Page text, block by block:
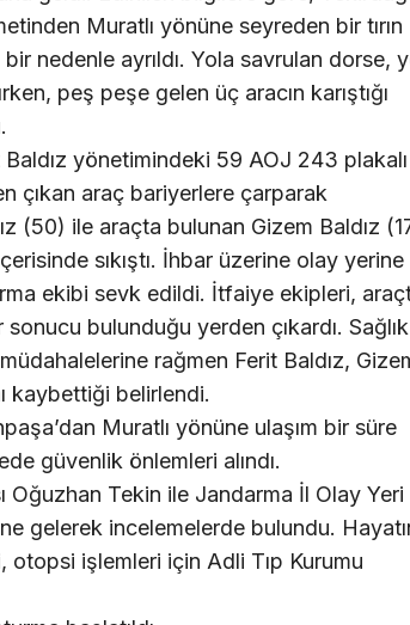
Muratlı yönüne seyreden bir tırın
nedenle ayrıldı. Yola savrulan dorse,
peş peşe gelen üç aracın karıştığı
yönetimindeki 59 AOJ 243 plakalı
çıkan araç bariyerlere çarparak
(50) ile araçta bulunan Gizem Baldız
sıkıştı. İhbar üzerine olay
ekibi sevk edildi. İtfaiye ekipleri,
sonucu bulunduğu yerden çıkardı. Sağlık
rağmen Ferit Baldız,
kaybettiği belirlendi.
Muratlı yönüne ulaşım bir süre
güvenlik önlemleri alındı.
Oğuzhan Tekin ile Jandarma İl Olay Yeri
gelerek incelemelerde bulundu.
işlemleri için Adli Tıp Kurumu